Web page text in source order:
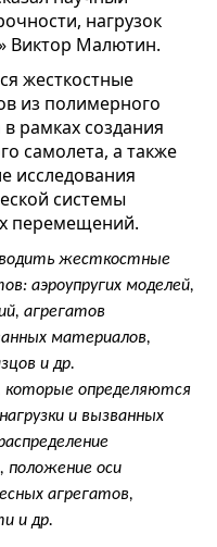
нагрузок
Виктор Малютин.
жесткостные
из полимерного
рамках создания
самолета, а также
исследования
системы
перемещений.
жесткостные
аэроупругих моделей,
агрегатов
материалов,
и др.
определяются
и вызванных
положение оси
агрегатов,
и др.